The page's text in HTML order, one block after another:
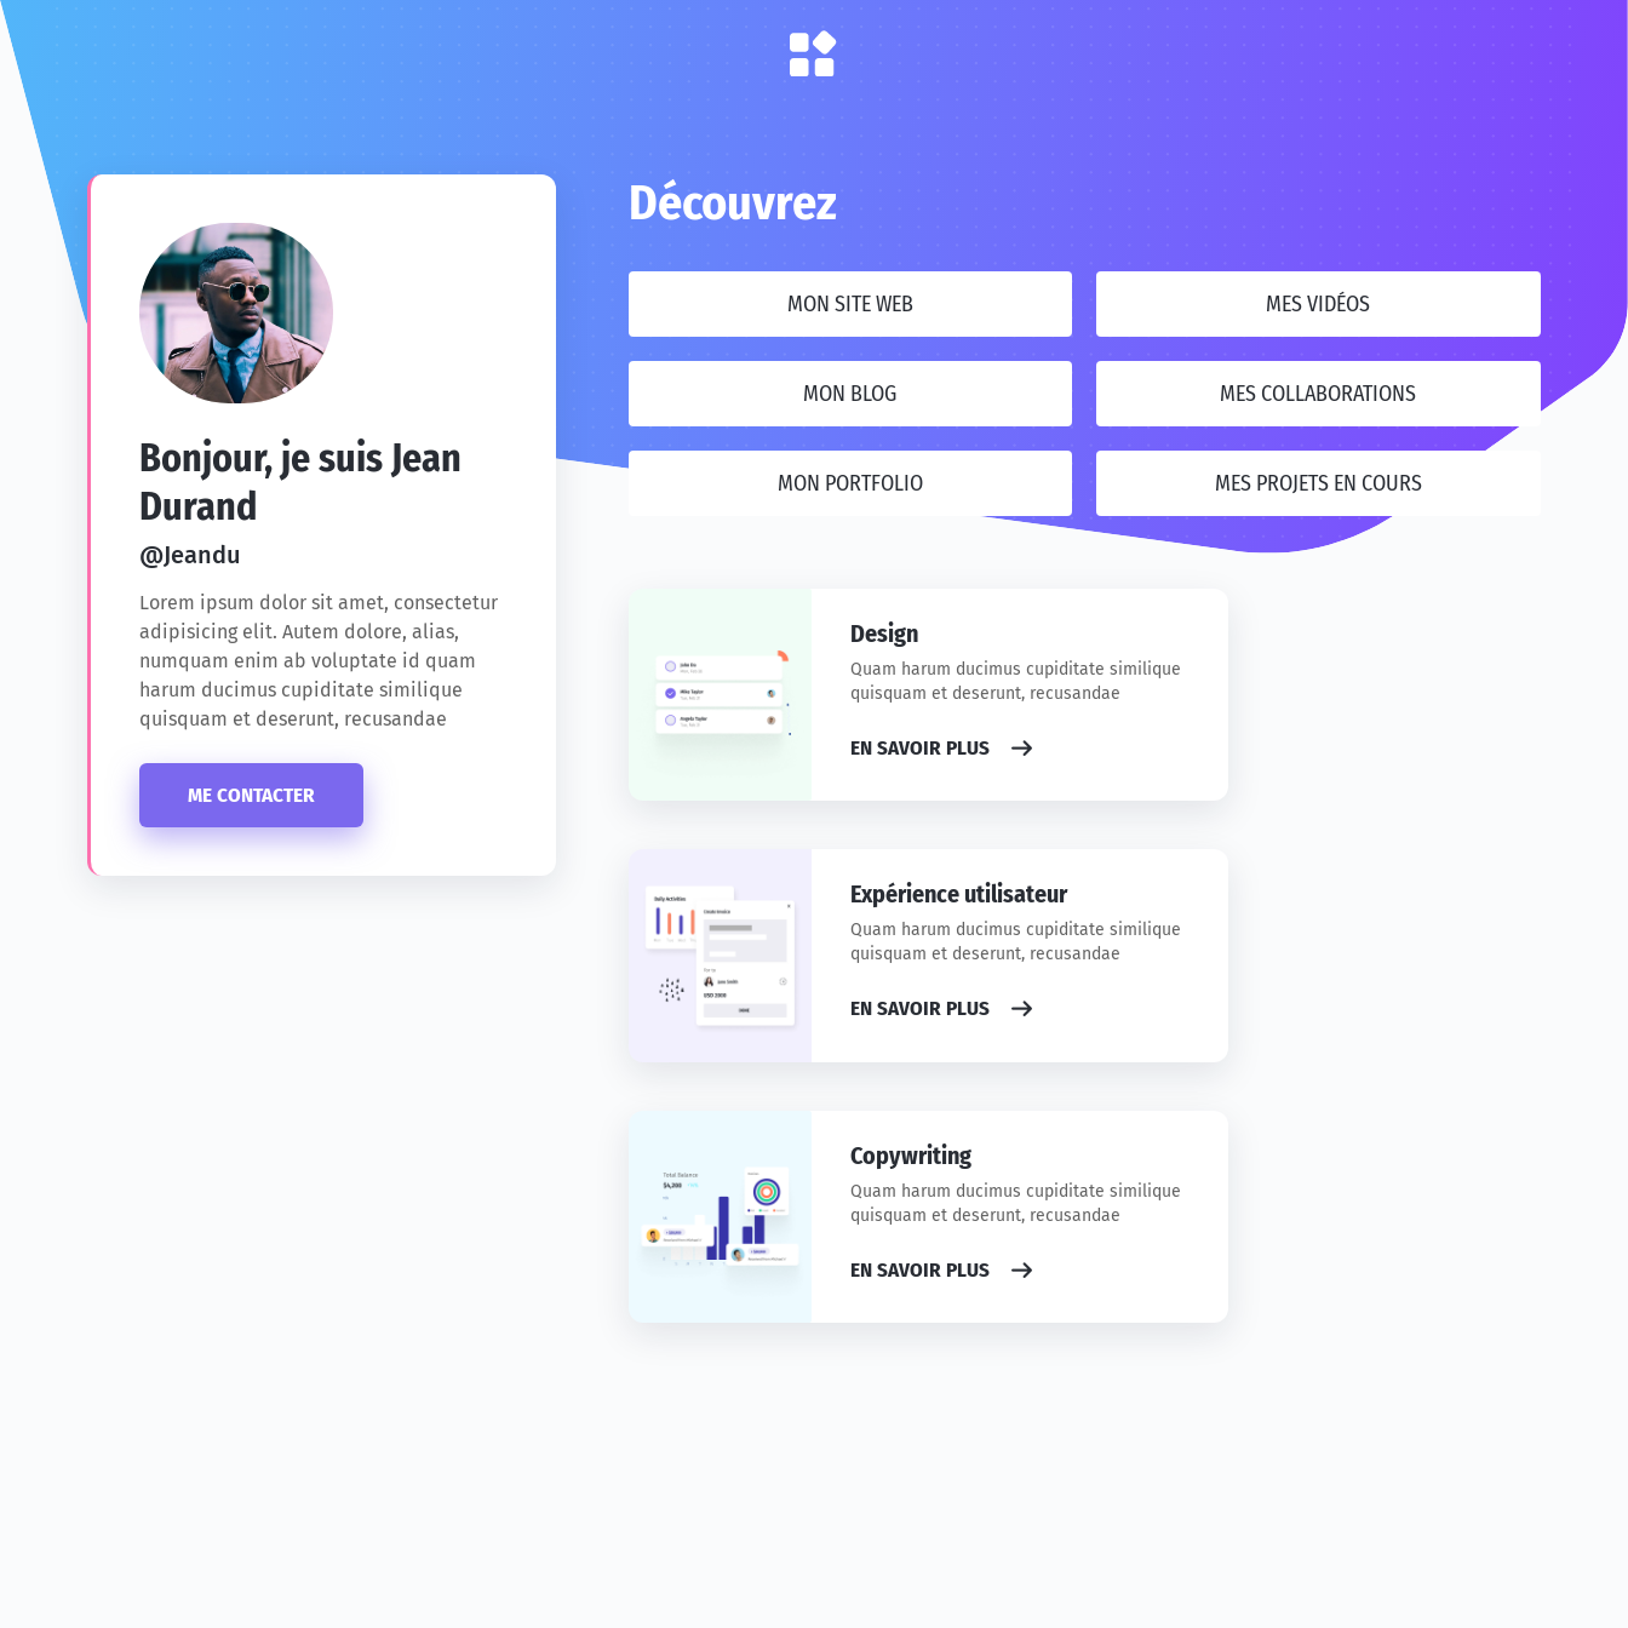
Bonjour, je suis Jean
Durand
@Jeandu
Lorem ipsum dolor sit amet, consectetur
adipisicing elit. Autem dolore, alias,
numquam enim ab voluptate id quam
harum ducimus cupiditate similique
quisquam et deserunt, recusandae
ME CONTACTER
Découvrez
MON SITE WEB
MON BLOG
MON PORTFOLIO
MES VIDÉOS
MES COLLABORATIONS
MES PROJETS EN COURS
Design
Quam harum ducimus cupiditate similique
quisquam et deserunt, recusandae
EN SAVOIR PLUS
Expérience utilisateur
Quam harum ducimus cupiditate similique
quisquam et deserunt, recusandae
EN SAVOIR PLUS
Copywriting
Quam harum ducimus cupiditate similique
quisquam et deserunt, recusandae
EN SAVOIR PLUS